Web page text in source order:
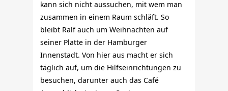
kann sich nicht aussuchen, mit wem man
zusammen in einem Raum schläft. So
bleibt Ralf auch um Weihnachten auf
seiner Platte in der Hamburger
Innenstadt. Von hier aus macht er sich
täglich auf, um die Hilfseinrichtungen zu
besuchen, darunter auch das Café